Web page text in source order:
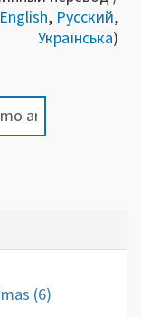
English, Русский,
Українська)
(6)